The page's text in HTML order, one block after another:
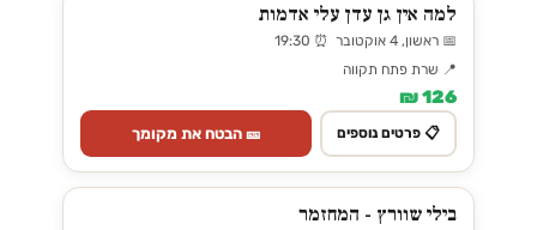
למה אין גן עדן עלי אדמות
📅 ראשון, 4 אוקטובר ⏰ 19:30
📍 שרת פתח תקווה
126 ₪
📋 פרטים נוספים 🎫 הבטח את מקומך
בילי שוורץ - המחזמר